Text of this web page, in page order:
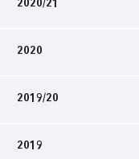
2020/21
2020
2019/20
2019